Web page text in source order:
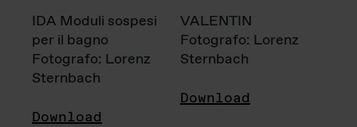
IDA Moduli sospesi
per il bagno
Fotografo: Lorenz
Sternbach
Download
VALENTIN
Fotografo: Lorenz
Sternbach
Download